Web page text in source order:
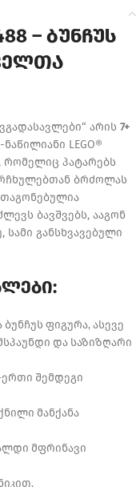
– ბუნჩუს
არის 7+
LEGO®
რომელიც პატარებს
ბრძოლას
ბავშვებს, ააგონ
სამი განსხვავებული
ფიგურა, ასევე
და საზიზღარი
ერთი შემდეგი
მანქანა
მფრინავი